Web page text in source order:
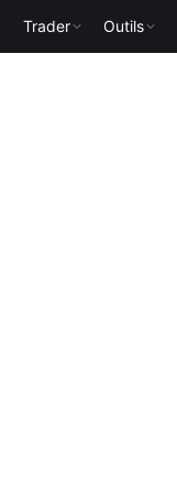
Trader Outils